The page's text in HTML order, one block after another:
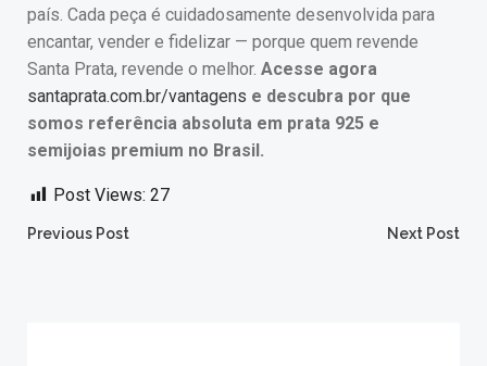
país. Cada peça é cuidadosamente desenvolvida para
encantar, vender e fidelizar — porque quem revende
Santa Prata, revende o melhor. Acesse agora
santaprata.com.br/vantagens e descubra por que
somos referência absoluta em prata 925 e
semijoias premium no Brasil.
Post Views: 27
Post
Previous Post Next Post